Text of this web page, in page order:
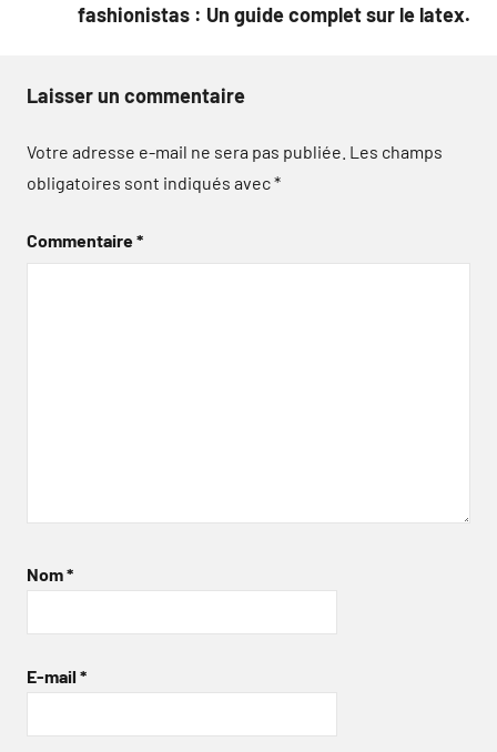
fashionistas : Un guide complet sur le latex.
Laisser un commentaire
Votre adresse e-mail ne sera pas publiée. Les champs
obligatoires sont indiqués avec*
Commentaire*
Nom*
E-mail *